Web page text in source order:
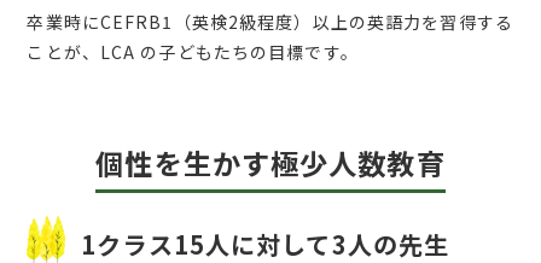
卒業時にCEFRB1（英検2級程度）以上の英語力を習得する
ことが、LCA の子どもたちの目標です。
個性を生かす極少人数教育
1クラス15人に対して3人の先生